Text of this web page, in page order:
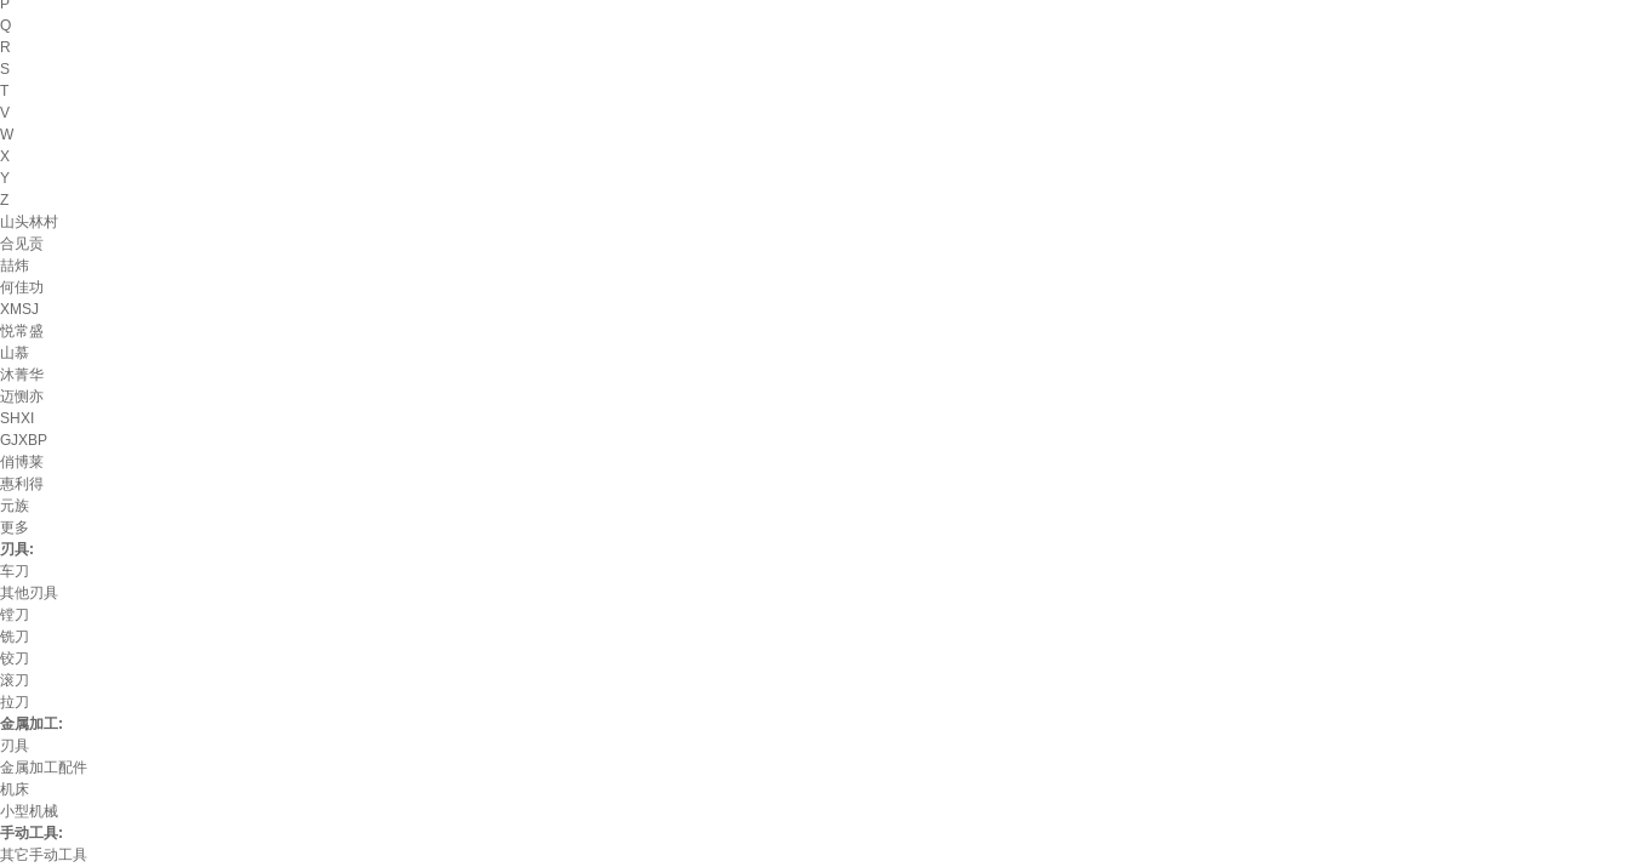
P
Q
R
S
T
V
W
X
Y
Z
山头林村
合见贡
喆炜
何佳功
XMSJ
悦常盛
山慕
沐菁华
迈恻亦
SHXI
GJXBP
俏博莱
惠利得
元族
更多
刃具:
车刀
其他刃具
镗刀
铣刀
铰刀
滚刀
拉刀
金属加工:
刃具
金属加工配件
机床
小型机械
手动工具:
其它手动工具